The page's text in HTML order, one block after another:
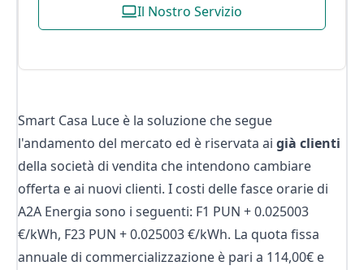
Il Nostro Servizio
Smart Casa Luce è la soluzione che segue
l'andamento del mercato ed è riservata ai già clienti
della società di vendita che intendono cambiare
offerta e ai nuovi clienti. I costi delle fasce orarie di
A2A Energia sono i seguenti: F1 PUN + 0.025003
€/kWh, F23 PUN + 0.025003 €/kWh. La quota fissa
annuale di commercializzazione è pari a 114,00€ e